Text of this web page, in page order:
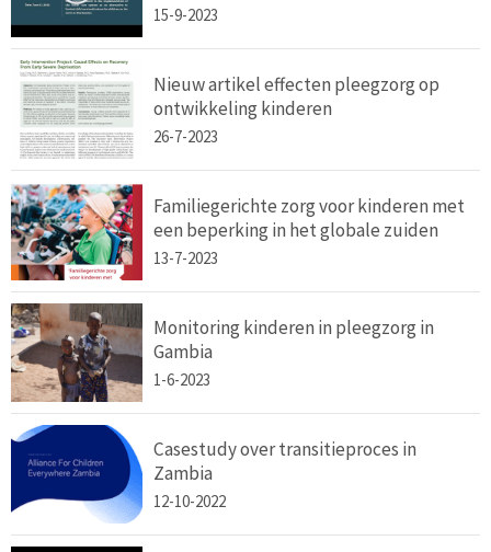
15-9-2023
Nieuw artikel effecten pleegzorg op
ontwikkeling kinderen
26-7-2023
Familiegerichte zorg voor kinderen met
een beperking in het globale zuiden
13-7-2023
Monitoring kinderen in pleegzorg in
Gambia
1-6-2023
Casestudy over transitieproces in
Zambia
12-10-2022